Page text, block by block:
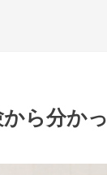
ら分かっ